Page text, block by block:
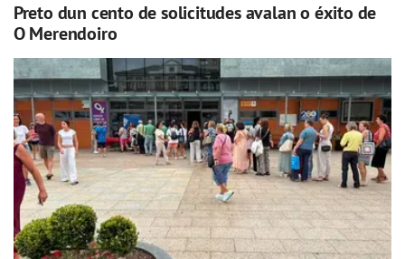
Preto dun cento de solicitudes avalan o éxito de
O Merendoiro